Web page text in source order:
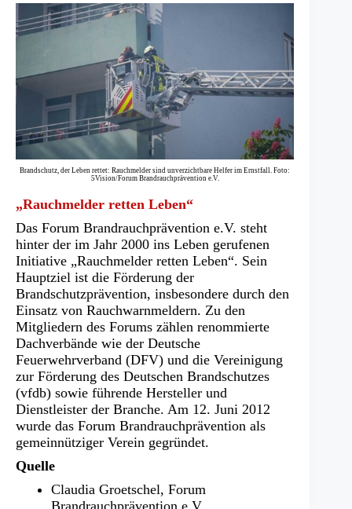
Brandschutz, der Leben rettet: Rauchmelder sind unverzichtbare Helfer im Ernstfall. Foto:
5Vision/Forum Brandrauchprävention e.V.
„Rauchmelder retten Leben“
Das Forum Brandrauchprävention e.V. steht
hinter der im Jahr 2000 ins Leben gerufenen
Initiative „Rauchmelder retten Leben“. Sein
Hauptziel ist die Förderung der
Brandschutzprävention, insbesondere durch den
Einsatz von Rauchwarnmeldern. Zu den
Mitgliedern des Forums zählen renommierte
Dachverbände wie der Deutsche
Feuerwehrverband (DFV) und die Vereinigung
zur Förderung des Deutschen Brandschutzes
(vfdb) sowie führende Hersteller und
Dienstleister der Branche. Am 12. Juni 2012
wurde das Forum Brandrauchprävention als
gemeinnütziger Verein gegründet.
Quelle
Claudia Groetschel, Forum
Brandrauchprävention e.V.